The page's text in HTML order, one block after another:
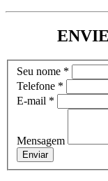
Seu nome *
Telefone *
E-mail *
Mensagem
Enviar